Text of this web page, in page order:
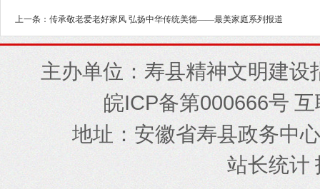
上一条：传承敬老爱老好家风 弘扬中华传统美德——最美家庭系列报道
主办单位：寿县精神文明建
皖ICP备第000666号
地址 ： 安徽省寿县政务中心
站长统计